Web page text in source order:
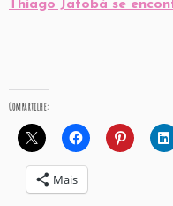
Thiago Jatobá se
Compartilhe:
Mais